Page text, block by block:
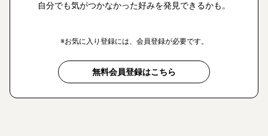
自分でも気がつかなかった好みを発見できるかも。
※お気に入り登録には、会員登録が必要です。
無料会員登録はこちら